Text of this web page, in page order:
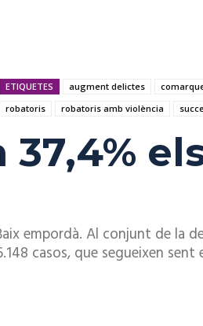
ETIQUETES augment delictes
robatoris
robatoris amb violència
empordà. Al conjunt de la
casos, que segueixen sent